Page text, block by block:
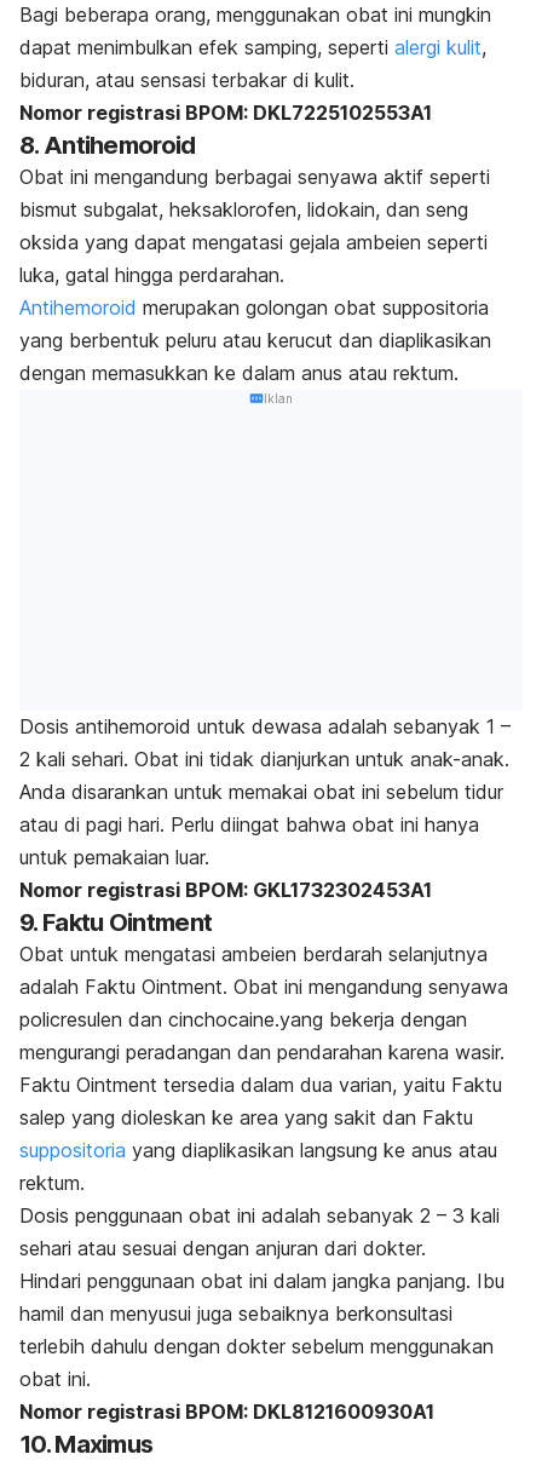
Bagi beberapa orang, menggunakan obat ini mungkin
dapat menimbulkan efek samping, seperti alergi kulit,
biduran, atau sensasi terbakar di kulit.
Nomor registrasi BPOM: DKL7225102553A1
8. Antihemoroid
Obat ini mengandung berbagai senyawa aktif seperti
bismut subgalat, heksaklorofen, lidokain, dan seng
oksida yang dapat mengatasi gejala ambeien seperti
luka, gatal hingga perdarahan.
Antihemoroid merupakan golongan obat suppositoria
yang berbentuk peluru atau kerucut dan diaplikasikan
dengan memasukkan ke dalam anus atau rektum.
Iklan
Dosis antihemoroid untuk dewasa adalah sebanyak 1 –
2 kali sehari. Obat ini tidak dianjurkan untuk anak-anak.
Anda disarankan untuk memakai obat ini sebelum tidur
atau di pagi hari. Perlu diingat bahwa obat ini hanya
untuk pemakaian luar.
Nomor registrasi BPOM: GKL1732302453A1
9. Faktu Ointment
Obat untuk mengatasi ambeien berdarah selanjutnya
adalah Faktu Ointment. Obat ini mengandung senyawa
policresulen dan cinchocaine.yang bekerja dengan
mengurangi peradangan dan pendarahan karena wasir.
Faktu Ointment tersedia dalam dua varian, yaitu Faktu
salep yang dioleskan ke area yang sakit dan Faktu
suppositoria yang diaplikasikan langsung ke anus atau
rektum.
Dosis penggunaan obat ini adalah sebanyak 2 – 3 kali
sehari atau sesuai dengan anjuran dari dokter.
Hindari penggunaan obat ini dalam jangka panjang. Ibu
hamil dan menyusui juga sebaiknya berkonsultasi
terlebih dahulu dengan dokter sebelum menggunakan
obat ini.
Nomor registrasi BPOM: DKL8121600930A1
10. Maximus